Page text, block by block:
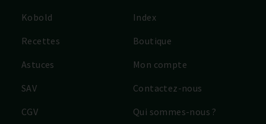
Kobold
Recettes
Astuces
SAV
CGV
Index
Boutique
Mon compte
Contactez-nous
Qui sommes-nous ?